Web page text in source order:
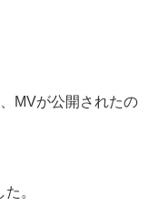
MVが公開されたの
。